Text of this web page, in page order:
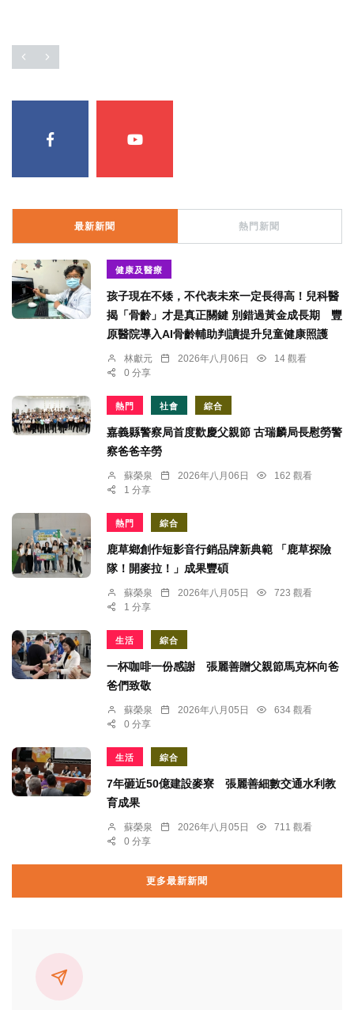
最新新聞 熱門新聞
健康及醫療
孩子現在不矮，不代表未來一定長得高！兒科醫
揭「骨齡」才是真正關鍵 別錯過黃金成長期 豐
原醫院導入AI骨齡輔助判讀提升兒童健康照護
林獻元 2026年八月06日
14 觀看
0 分享
熱門 社會 綜合
嘉義縣警察局首度歡慶父親節 古瑞麟局長慰勞警
察爸爸辛勞
蘇榮泉 2026年八月06日
162 觀看
1 分享
熱門 綜合
鹿草鄉創作短影音行銷品牌新典範 「鹿草探險
隊！開麥拉！」成果豐碩
蘇榮泉 2026年八月05日
723 觀看
1 分享
生活 綜合
一杯咖啡一份感謝 張麗善贈父親節馬克杯向爸
爸們致敬
蘇榮泉 2026年八月05日
634 觀看
0 分享
生活 綜合
7年砸近50億建設麥寮 張麗善細數交通水利教
育成果
蘇榮泉 2026年八月05日
711 觀看
0 分享
更多最新新聞